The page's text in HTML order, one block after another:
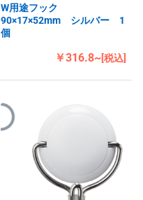
W用途フック
90×17×52mm シルバー 1
個
￥316.8~[税込]